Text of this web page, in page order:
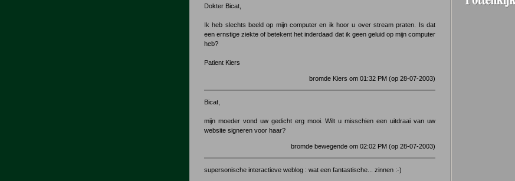
Dokter Bicat,
Ik heb slechts beeld op mijn computer en ik hoor u over stream praten. Is dat
een ernstige ziekte of betekent het inderdaad dat ik geen geluid op mijn computer
heb?
Patient Kiers
bromde Kiers om 01:32 PM (op 28-07-2003)
Bicat,
mijn moeder vond uw gedicht erg mooi. Wilt u misschien een uitdraai van uw
website signeren voor haar?
bromde bewegende om 02:02 PM (op 28-07-2003)
supersonische interactieve weblog : wat een fantastische... zinnen :-)